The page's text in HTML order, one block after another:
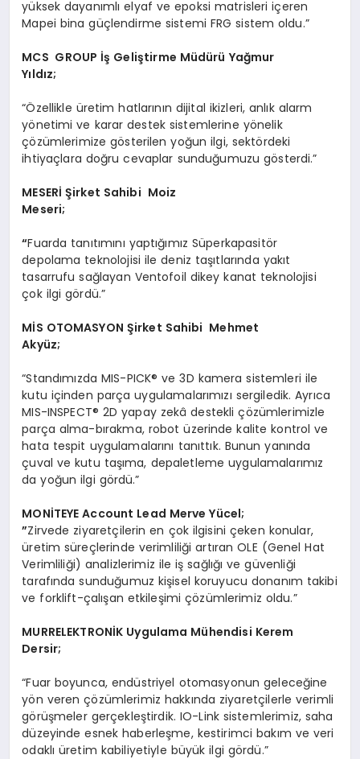
yüksek dayanımlı elyaf ve epoksi matrisleri içeren
Mapei bina güçlendirme sistemi FRG sistem oldu.”
MCS GROUP İş Geliştirme Müdürü Yağmur
Yıldız;
“Özellikle üretim hatlarının dijital ikizleri, anlık alarm
yönetimi ve karar destek sistemlerine yönelik
çözümlerimize gösterilen yoğun ilgi, sektördeki
ihtiyaçlara doğru cevaplar sunduğumuzu gösterdi.”
MESERİ Şirket Sahibi Moiz
Meseri;
“Fuarda tanıtımını yaptığımız Süperkapasitör
depolama teknolojisi ile deniz taşıtlarında yakıt
tasarrufu sağlayan Ventofoil dikey kanat teknolojisi
çok ilgi gördü.”
MİS OTOMASYON Şirket Sahibi Mehmet
Akyüz;
“Standımızda MIS-PICK® ve 3D kamera sistemleri ile
kutu içinden parça uygulamalarımızı sergiledik. Ayrıca
MIS-INSPECT® 2D yapay zekâ destekli çözümlerimizle
parça alma-bırakma, robot üzerinde kalite kontrol ve
hata tespit uygulamalarını tanıttık. Bunun yanında
çuval ve kutu taşıma, depaletleme uygulamalarımız
da yoğun ilgi gördü.”
MONİTEYE Account Lead Merve Yücel;
”Zirvede ziyaretçilerin en çok ilgisini çeken konular,
üretim süreçlerinde verimliliği artıran OLE (Genel Hat
Verimliliği) analizlerimiz ile iş sağlığı ve güvenliği
tarafında sunduğumuz kişisel koruyucu donanım takibi
ve forklift-çalışan etkileşimi çözümlerimiz oldu.”
MURRELEKTRONİK Uygulama Mühendisi Kerem
Dersir;
“Fuar boyunca, endüstriyel otomasyonun geleceğine
yön veren çözümlerimiz hakkında ziyaretçilerle verimli
görüşmeler gerçekleştirdik. IO-Link sistemlerimiz, saha
düzeyinde esnek haberleşme, kestirimci bakım ve veri
odaklı üretim kabiliyetiyle büyük ilgi gördü.”